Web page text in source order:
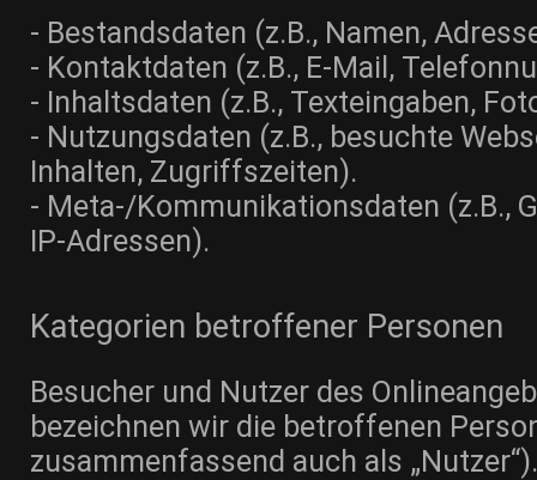
- Bestandsdaten (z.B., Namen,
- Kontaktdaten (z.B., E-Mail,
- Inhaltsdaten (z.B., Texteingaben,
- Nutzungsdaten (z.B., besuchte
Inhalten, Zugriffszeiten).
- Meta-/Kommunikationsdaten (z.B.,
IP-Adressen).
Kategorien betroffener Personen
Besucher und Nutzer des
bezeichnen wir die betroffenen
zusammenfassend auch als „Nutzer“).